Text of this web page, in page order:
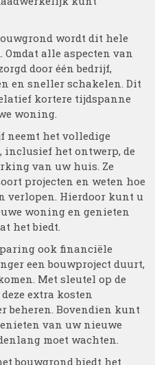
wordt dit hele
alle aspecten van
door één bedrijf,
en sneller schakelen. Dit
kortere tijdspanne
woning.
neemt het volledige
inclusief het ontwerp, de
van uw huis. Ze
projecten en weten hoe
verlopen. Hierdoor kunt u
woning en genieten
het biedt.
ook financiële
een bouwproject duurt,
Met sleutel op de
extra kosten
beheren. Bovendien kunt
van uw nieuwe
moet wachten.
bouwgrond biedt het